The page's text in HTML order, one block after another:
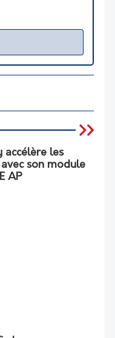
accélère les
son module
AP